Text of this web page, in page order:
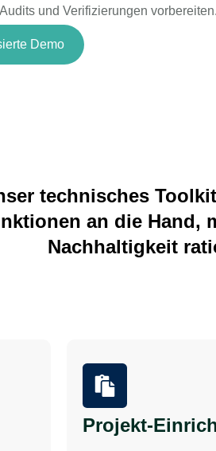
und Verifizierungen vorbereiten.
Demo
technisches
an die Hand,
Nachhaltigkeit
Projekt-